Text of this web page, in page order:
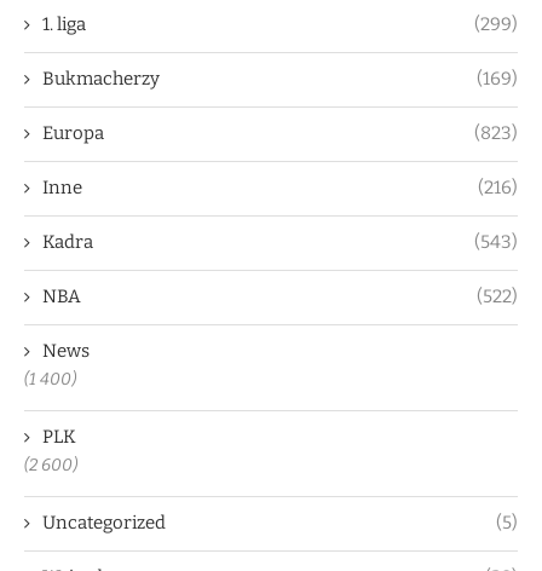
1. liga (299)
Bukmacherzy (169)
Europa (823)
Inne (216)
Kadra (543)
NBA (522)
News
(1 400)
PLK
(2 600)
Uncategorized (5)